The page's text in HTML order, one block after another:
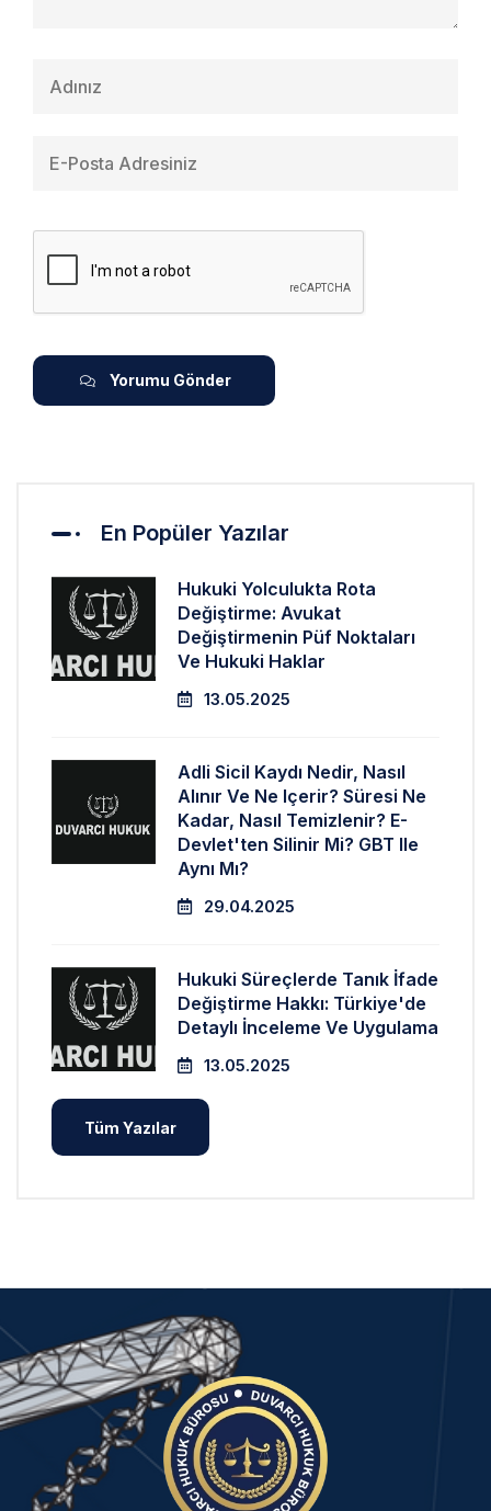
Yorumu Gönder
En Popüler Yazılar
Hukuki Yolculukta Rota
Değiştirme: Avukat
Değiştirmenin Püf Noktaları
Ve Hukuki Haklar
13.05.2025
Adli Sicil Kaydı Nedir, Nasıl
Alınır Ve Ne Içerir? Süresi Ne
Kadar, Nasıl Temizlenir? E-
Devlet'ten Silinir Mi? GBT Ile
Aynı Mı?
29.04.2025
Hukuki Süreçlerde Tanık İfade
Değiştirme Hakkı: Türkiye'de
Detaylı İnceleme Ve Uygulama
13.05.2025
Tüm Yazılar